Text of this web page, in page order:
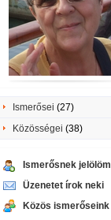
Ismerősei (27)
Közösségei (38)
Ismerősnek jelölöm
Üzenetet írok neki
Közös ismerőseink